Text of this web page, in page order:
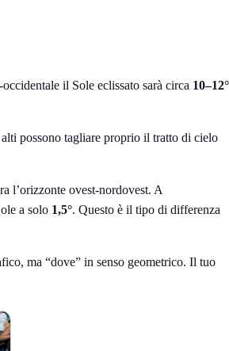
il Sole eclissato sarà circa 10–12°
possono tagliare proprio il tratto di cielo
l’orizzonte ovest-nordovest. A
a solo 1,5°. Questo è il tipo di differenza
ma “dove” in senso geometrico. Il tuo